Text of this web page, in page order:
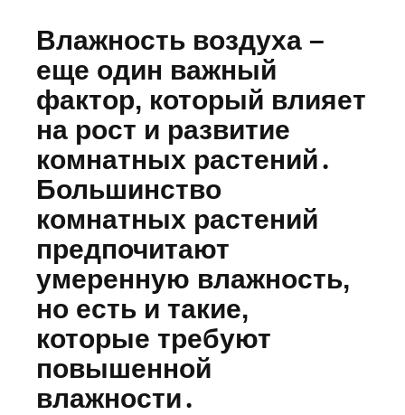
Влажность воздуха –
еще один важный
фактор, который влияет
на рост и развитие
комнатных растений․
Большинство
комнатных растений
предпочитают
умеренную влажность,
но есть и такие,
которые требуют
повышенной
влажности․